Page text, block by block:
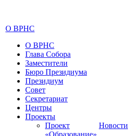
О ВРНС
О ВРНС
Глава Собора
Заместители
Бюро Президиума
Президиум
Совет
Секретариат
Центры
Проекты
Проект
«Образование»
Новости